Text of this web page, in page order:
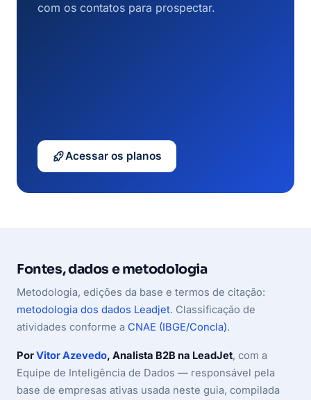
com os contatos para prospectar.
Acessar os planos
Fontes, dados e metodologia
Metodologia, edições da base e termos de citação:
metodologia dos dados Leadjet. Classificação de
atividades conforme a CNAE (IBGE/Concla).
PorVitor Azevedo, Analista B2B na LeadJet, com a
Equipe de Inteligência de Dados — responsável pela
base de empresas ativas usada neste guia, compilada